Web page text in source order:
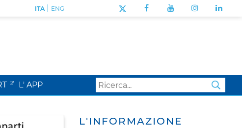
ITA| ENG
L' APP
L'INFORMAZIONE